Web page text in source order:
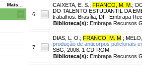
Mais...
6.
CAIXETA, E. S. ; FRANCO, M. M ;
DO TALENTO ESTUDANTIL DA
trabalhos. Brasília, DF: Embrapa
Biblioteca(s): Embrapa Recursos
7.
DIAS, L. O. ; FRANCO, M. M ;
produção de anticorpos policlonais
SBG, 2008. 1 CD-ROM.
Biblioteca(s): Embrapa Recursos